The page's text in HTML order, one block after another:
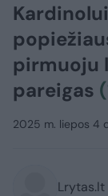
pirmuoju
pareigas
2025 m. liepos 4
Lrytas.lt